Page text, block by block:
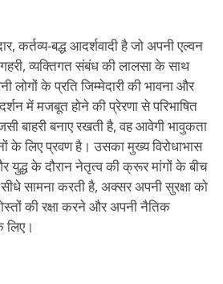
कर्तव्य-बद्ध आदर्शवादी है जो अपनी एल्वन
व्यक्तिगत संबंध की लालसा के साथ
के प्रति जिम्मेदारी की भावना और
में मजबूत होने की प्रेरणा से परिभाषित
बाहरी बनाए रखती है, वह आवेगी भावुकता
के लिए प्रवण है। उसका मुख्य विरोधाभास
युद्ध के दौरान नेतृत्व की क्रूर मांगों के बीच
सामना करती है, अक्सर अपनी सुरक्षा को
की रक्षा करने और अपनी नैतिक
लिए।